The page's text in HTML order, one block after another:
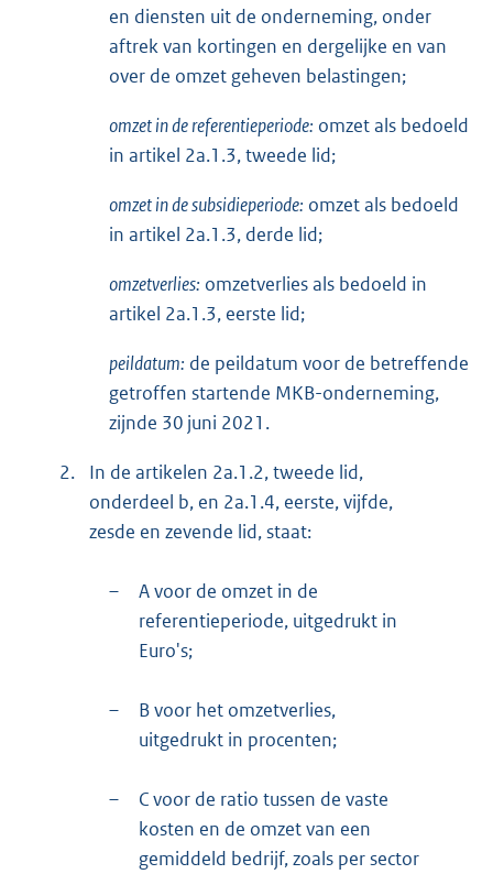
en diensten uit de onderneming, onder
aftrek van kortingen en dergelijke en van
over de omzet geheven belastingen;
omzet in de referentieperiode: omzet als bedoeld
in artikel 2a.1.3, tweede lid;
omzet in de subsidieperiode: omzet als bedoeld
in artikel 2a.1.3, derde lid;
omzetverlies: omzetverlies als bedoeld in
artikel 2a.1.3, eerste lid;
peildatum: de peildatum voor de betreffende
getroffen startende MKB-onderneming,
zijnde 30 juni 2021.
2.
In de artikelen 2a.1.2, tweede lid,
onderdeel b, en 2a.1.4, eerste, vijfde,
zesde en zevende lid, staat:
–
A voor de omzet in de
referentieperiode, uitgedrukt in
Euro's;
–
B voor het omzetverlies,
uitgedrukt in procenten;
–
C voor de ratio tussen de vaste
kosten en de omzet van een
gemiddeld bedrijf, zoals per sector